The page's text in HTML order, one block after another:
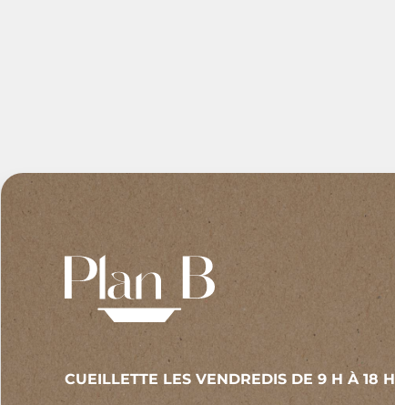
CUEILLETTE LES VENDREDIS DE 9 H À 18 H